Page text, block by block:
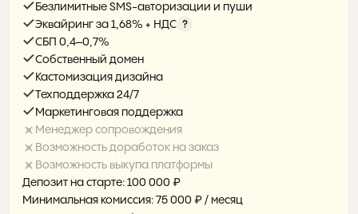
Безлимитные SMS-авторизации и пуши
Эквайринг за 1,68% + НДС
СБП 0,4–0,7%
Собственный домен
Кастомизация дизайна
Техподдержка 24/7
Маркетинговая поддержка
Менеджер сопровождения
Возможность доработок на заказ
Возможность выкупа платформы
Депозит на старте: 100 000 ₽
Минимальная комиссия: 75 000 ₽ / месяц